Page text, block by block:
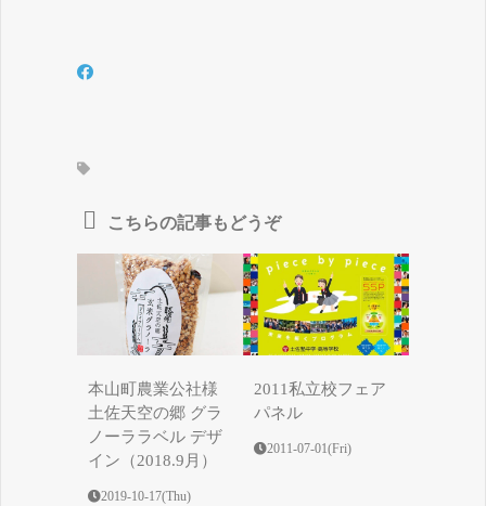
こちらの記事もどうぞ
本山町農業公社様
土佐天空の郷 グラ
ノーララベル デザ
イン（2018.9月）
2019-10-17(Thu)
2011私立校フェア
パネル
2011-07-01(Fri)